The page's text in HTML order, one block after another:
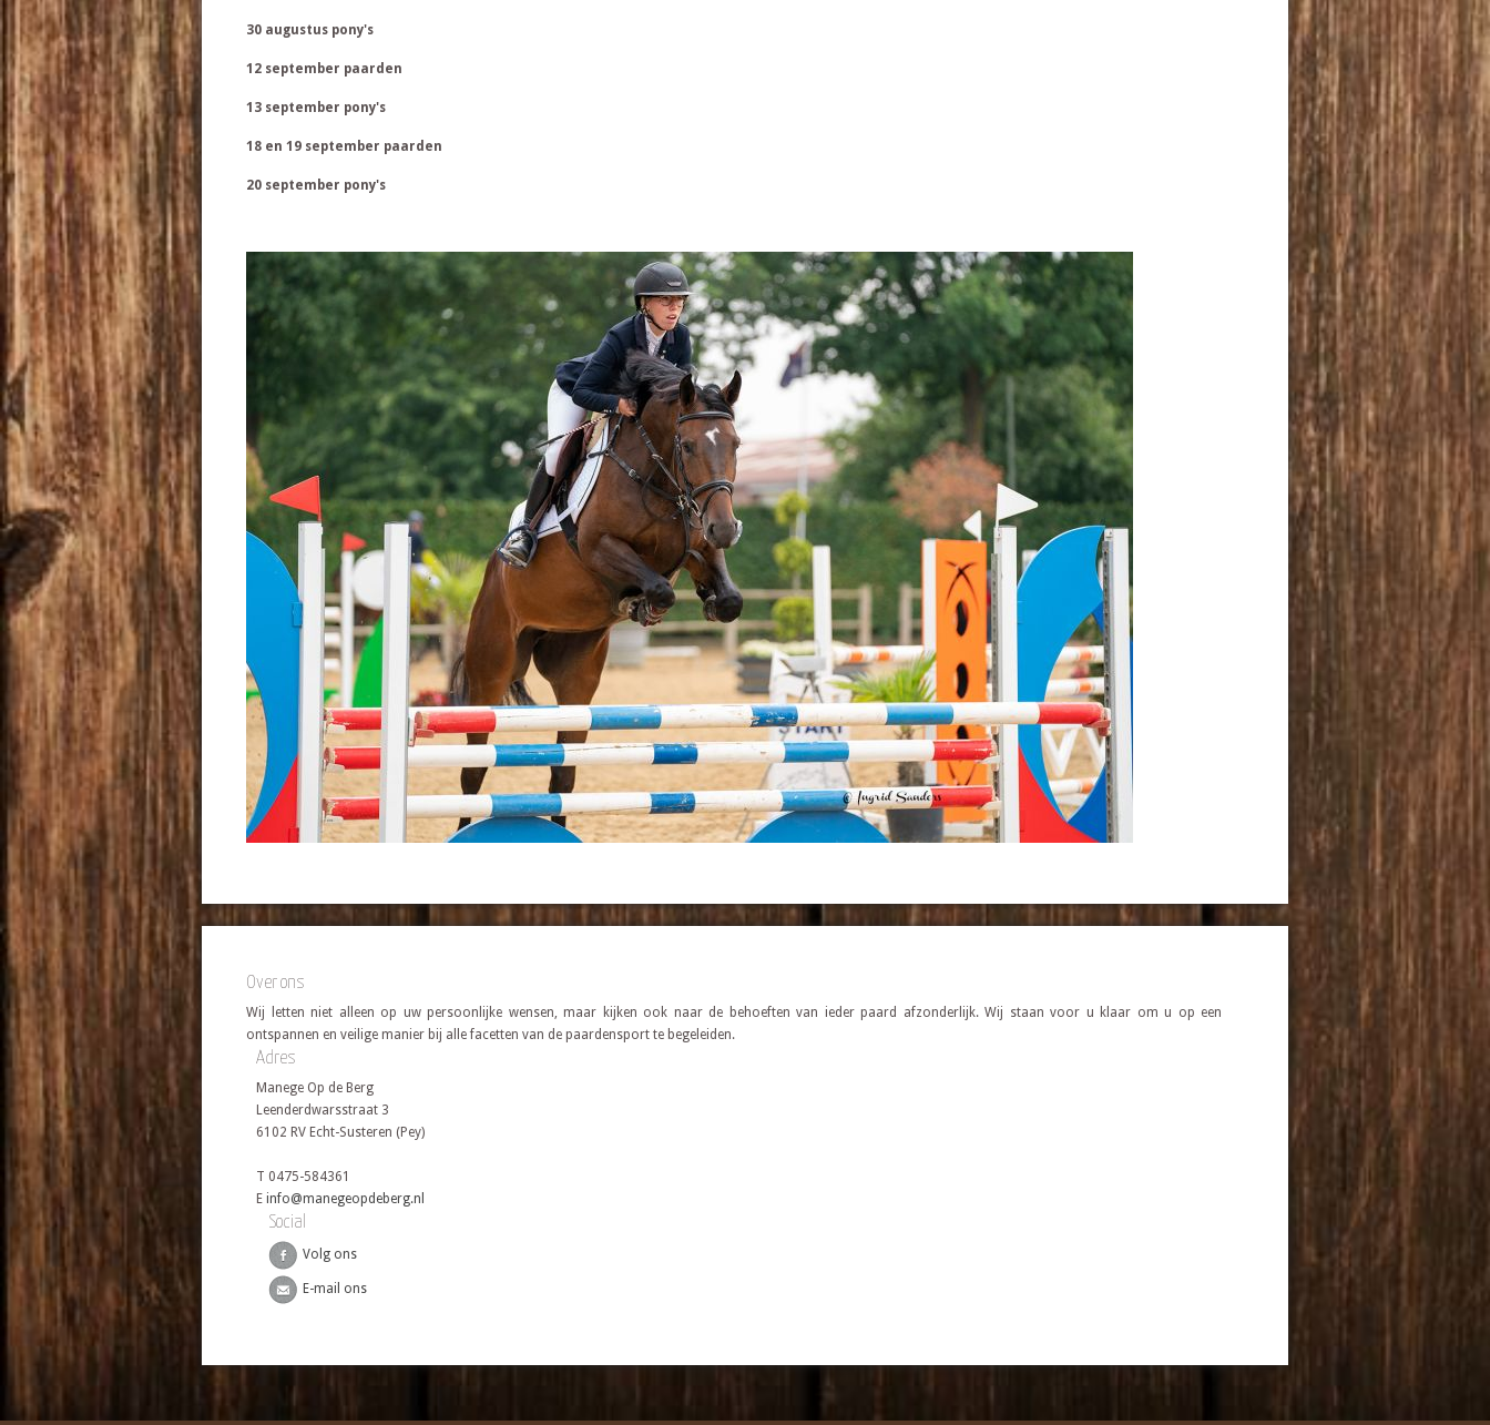
30 augustus pony's
12 september paarden
13 september pony's
18 en 19 september paarden
20 september pony's
Over ons
Wij letten niet alleen op uw persoonlijke wensen, maar kijken ook naar de behoeften van ieder paard afzonderlijk. Wij staan voor u klaar om u op een
ontspannen en veilige manier bij alle facetten van de paardensport te begeleiden.
Adres
Manege Op de Berg
Leenderdwarsstraat 3
6102 RV Echt-Susteren (Pey)
T 0475-584361
E info@manegeopdeberg.nl
Social
Volg ons
E-mail ons